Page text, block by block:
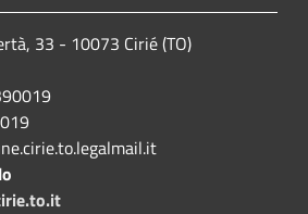
33 - 10073 Cirié (TO)